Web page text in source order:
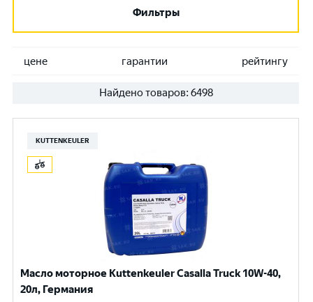
Фильтры
цене гарантии рейтингу
Найдено товаров: 6498
KUTTENKEULER
Масло моторное Kuttenkeuler Casalla Truck 10W-40,
20л, Германия